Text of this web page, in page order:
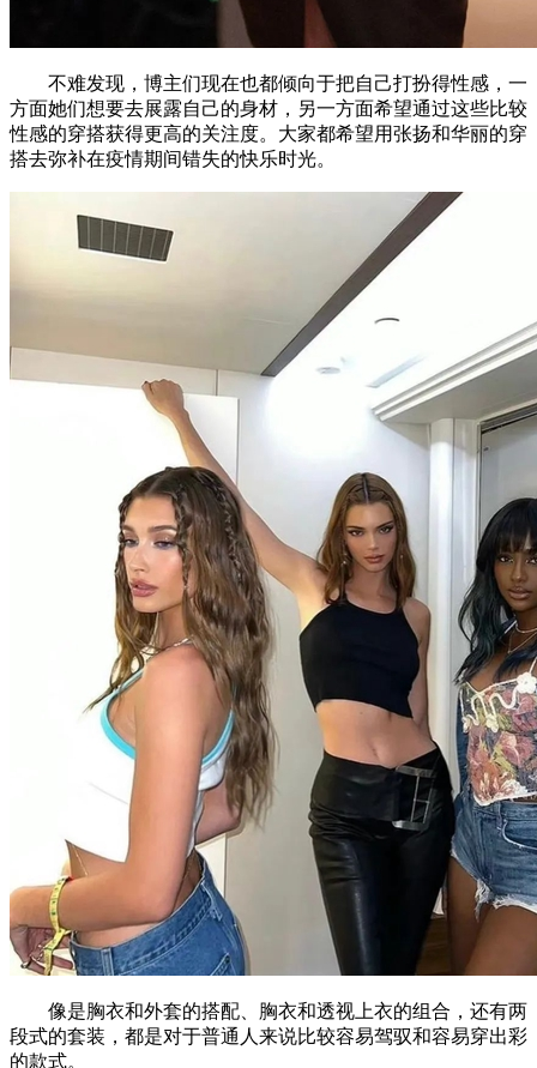
不难发现，博主们现在也都倾向于把自己打扮得性感，一
方面她们想要去展露自己的身材，另一方面希望通过这些比较
性感的穿搭获得更高的关注度。大家都希望用张扬和华丽的穿
搭去弥补在疫情期间错失的快乐时光。
像是胸衣和外套的搭配、胸衣和透视上衣的组合，还有两
段式的套装，都是对于普通人来说比较容易驾驭和容易穿出彩
的款式。